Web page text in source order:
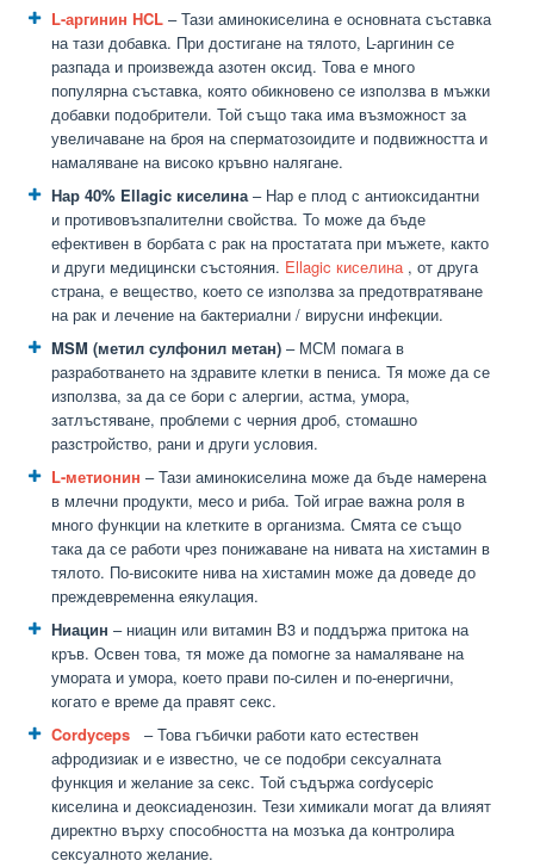
L-аргинин HCL – Тази аминокиселина е основната съставка
на тази добавка. При достигане на тялото, L-аргинин се
разпада и произвежда азотен оксид. Това е много
популярна съставка, която обикновено се използва в мъжки
добавки подобрители. Той също така има възможност за
увеличаване на броя на сперматозоидите и подвижността и
намаляване на високо кръвно налягане.
Нар 40% Ellagic киселина– Нар е плод с антиоксидантни
и противовъзпалителни свойства. То може да бъде
ефективен в борбата с рак на простатата при мъжете, както
и други медицински състояния. Ellagic киселина, от друга
страна, е вещество, което се използва за предотвратяване
на рак и лечение на бактериални / вирусни инфекции.
MSM (метил сулфонил метан) – МСМ помага в
разработването на здравите клетки в пениса. Тя може да се
използва, за да се бори с алергии, астма, умора,
затлъстяване, проблеми с черния дроб, стомашно
разстройство, рани и други условия.
L-метионин – Тази аминокиселина може да бъде намерена
в млечни продукти, месо и риба. Той играе важна роля в
много функции на клетките в организма. Смята се също
така да се работи чрез понижаване на нивата на хистамин в
тялото. По-високите нива на хистамин може да доведе до
преждевременна еякулация.
Ниацин – ниацин или витамин В3 и поддържа притока на
кръв. Освен това, тя може да помогне за намаляване на
умората и умора, което прави по-силен и по-енергични,
когато е време да правят секс.
Cordyceps – Това гъбички работи като естествен
афродизиак и е известно, че се подобри сексуалната
функция и желание за секс. Той съдържа cordycepic
киселина и деоксиаденозин. Тези химикали могат да влияят
директно върху способността на мозъка да контролира
сексуалното желание.